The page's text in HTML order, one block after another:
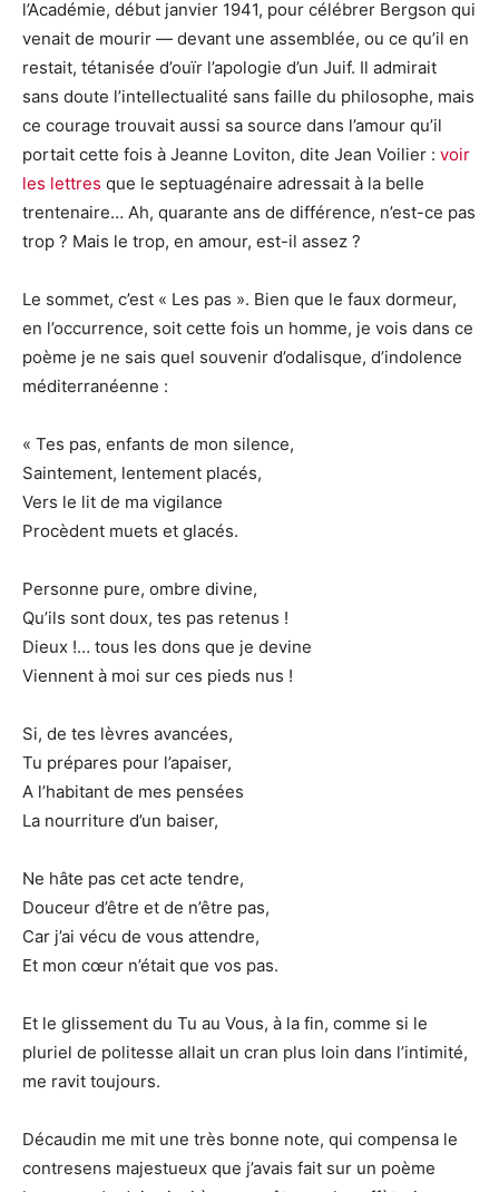
l’Académie, début janvier 1941, pour célébrer Bergson qui
venait de mourir — devant une assemblée, ou ce qu’il en
restait, tétanisée d’ouïr l’apologie d’un Juif. Il admirait
sans doute l’intellectualité sans faille du philosophe, mais
ce courage trouvait aussi sa source dans l’amour qu’il
portait cette fois à Jeanne Loviton, dite Jean Voilier : voir
les lettres que le septuagénaire adressait à la belle
trentenaire… Ah, quarante ans de différence, n’est-ce pas
trop ? Mais le trop, en amour, est-il assez ?
Le sommet, c’est « Les pas ». Bien que le faux dormeur,
en l’occurrence, soit cette fois un homme, je vois dans ce
poème je ne sais quel souvenir d’odalisque, d’indolence
méditerranéenne :
« Tes pas, enfants de mon silence,
Saintement, lentement placés,
Vers le lit de ma vigilance
Procèdent muets et glacés.
Personne pure, ombre divine,
Qu’ils sont doux, tes pas retenus !
Dieux !… tous les dons que je devine
Viennent à moi sur ces pieds nus !
Si, de tes lèvres avancées,
Tu prépares pour l’apaiser,
A l’habitant de mes pensées
La nourriture d’un baiser,
Ne hâte pas cet acte tendre,
Douceur d’être et de n’être pas,
Car j’ai vécu de vous attendre,
Et mon cœur n’était que vos pas.
Et le glissement du Tu au Vous, à la fin, comme si le
pluriel de politesse allait un cran plus loin dans l’intimité,
me ravit toujours.
Décaudin me mit une très bonne note, qui compensa le
contresens majestueux que j’avais fait sur un poème